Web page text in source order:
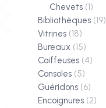
Chevets (1)
Bibliothèques (19)
Vitrines (18)
Bureaux (15)
Coiffeuses (4)
Consoles (5)
Guéridons (6)
Encoignures (2)